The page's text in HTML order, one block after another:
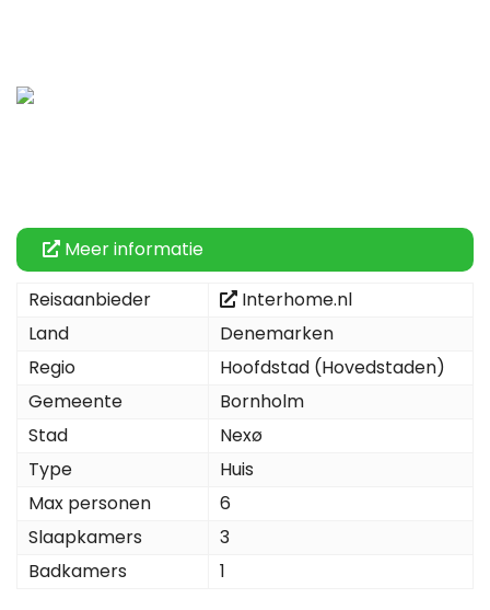
Meer informatie
Reisaanbieder
Interhome.nl
Land
Denemarken
Regio
Hoofdstad (Hovedstaden)
Gemeente
Bornholm
Stad
Nexø
Type
Huis
Max personen
6
Slaapkamers
3
Badkamers
1